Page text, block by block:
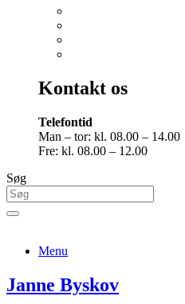
Kontakt os
Telefontid
Man – tor: kl. 08.00 – 14.00
Fre: kl. 08.00 – 12.00
Søg
Menu
Janne Byskov